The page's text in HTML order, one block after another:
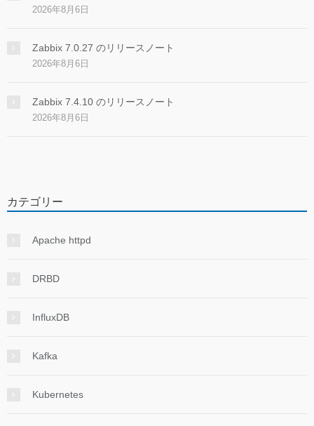
2026年8月6日
Zabbix 7.0.27 のリリースノート
2026年8月6日
Zabbix 7.4.10 のリリースノート
2026年8月6日
カテゴリー
Apache httpd
DRBD
InfluxDB
Kafka
Kubernetes